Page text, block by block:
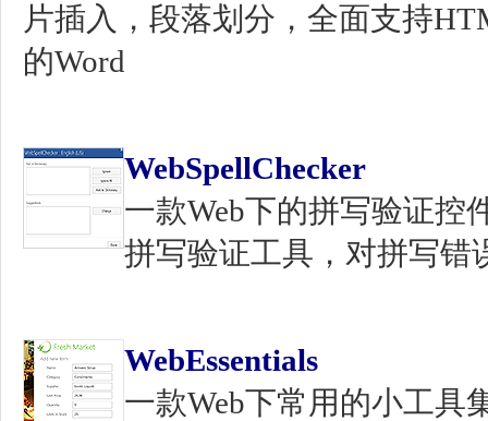
片插入，段落划分，全面支持
的Word
WebSpellChecker
一款Web下的拼写验证控
拼写验证工具，对拼写错
WebEssentials
一款Web下常用的小工具